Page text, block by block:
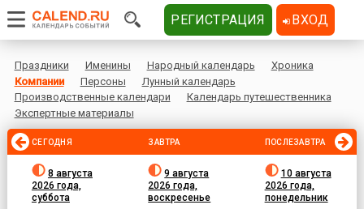
Праздники Именины Народный календарь
Хроника
Компании
Персоны
Лунный календарь
Производственные календари
Календарь путешественника
Экспертные материалы
СЕГОДНЯ
8 августа
2026 года,
суббота
ЗАВТРА
9 августа
2026 года,
воскресенье
ПОСЛЕЗАВТРА
10 августа
2026 года,
понедельник
РЕГИСТРАЦИЯ ВХОД